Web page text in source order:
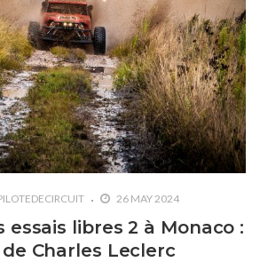
26 MAY 2024
essais libres 2 à Monaco :
Charles Leclerc